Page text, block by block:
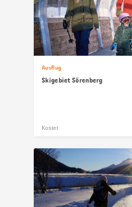
Ausflug
Skigebiet Sörenberg
Kostet